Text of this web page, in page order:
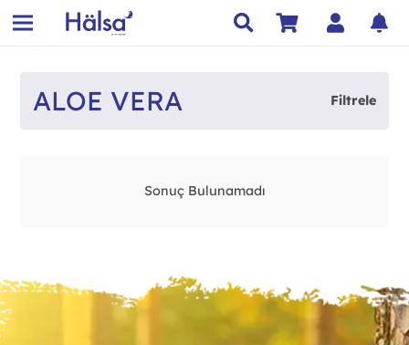
ALOE VERA Filtrele
Sonuç Bulunamadı